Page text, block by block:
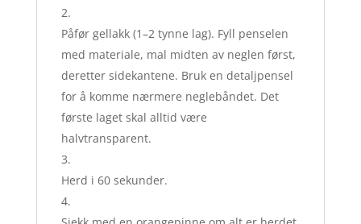
Påfør gel­lakk (1–2 tynne lag). Fyll penselen
med materiale, mal midten av neglen først,
deretter sidekantene. Bruk en detaljpensel
for å komme nærmere neglebåndet. Det
første laget skal alltid være
halvtransparent.
Herd i 60 sekunder.